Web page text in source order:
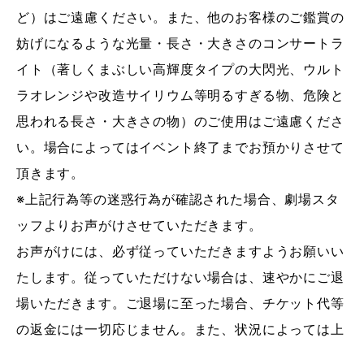
ど）はご遠慮ください。また、他のお客様のご鑑賞の
妨げになるような光量・長さ・大きさのコンサートラ
イト（著しくまぶしい高輝度タイプの大閃光、ウルト
ラオレンジや改造サイリウム等明るすぎる物、危険と
思われる長さ・大きさの物）のご使用はご遠慮くださ
い。場合によってはイベント終了までお預かりさせて
頂きます。
※上記行為等の迷惑行為が確認された場合、劇場スタ
ッフよりお声がけさせていただきます。
お声がけには、必ず従っていただきますようお願いい
たします。従っていただけない場合は、速やかにご退
場いただきます。ご退場に至った場合、チケット代等
の返金には一切応じません。また、状況によっては上